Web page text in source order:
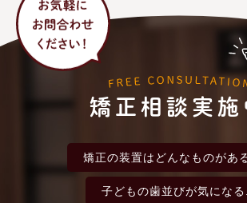
矯正相談実施
矯正の装置は どんなものがあ
子どもの歯並びが気にな